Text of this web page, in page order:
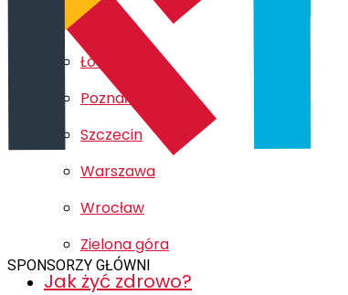
Kraków
Łódź
Poznań
Szczecin
Warszawa
Wrocław
Zielona góra
Jak żyć zdrowo?
SPONSORZY GŁÓWNI